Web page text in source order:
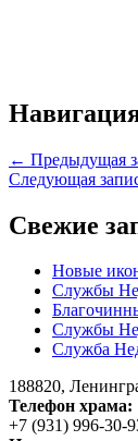
← Предыдущая
Следующая
Свежие
Новые
Службы
Службы
Служба
188820,
Телефон храма:
+7 (931) 996-30-